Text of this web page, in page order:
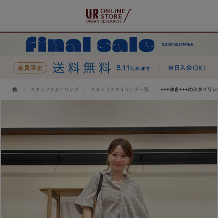
スタッフスタイリング スタッフスタイリング一覧 +++ゆき+++のスタイリン